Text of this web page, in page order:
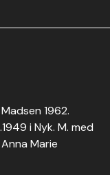
1962.
i Nyk. M. med
Marie